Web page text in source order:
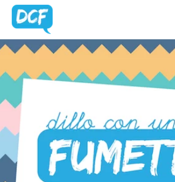
Home
Chi Sono
Lavora con me
Portfolio
Blog
Contatti
BLOG